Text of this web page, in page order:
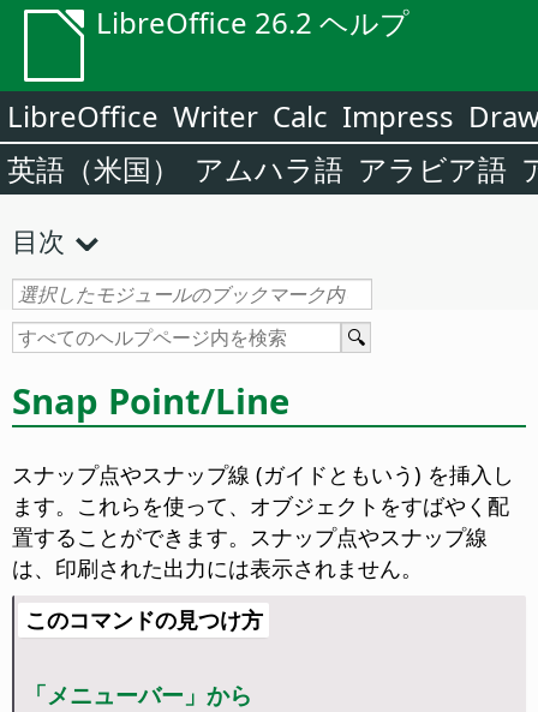
LibreOffice 26.2 ヘルプ
LibreOffice Writer Calc Impress
英語（米国）
アムハラ語 アラビア語
目次
Snap Point/Line
スナップ点やスナップ線 (ガイドともいう) を挿入し
ます。これらを使って、オブジェクトをすばやく配
置することができます。 スナップ点やスナップ線
は、印刷された出力には表示されません。
このコマンドの見つけ方
「メニューバー」から